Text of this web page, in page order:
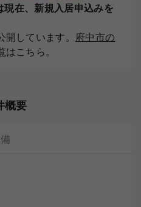
現在、新規入居申込みを
しています。 府中市の
はこちら。
概要